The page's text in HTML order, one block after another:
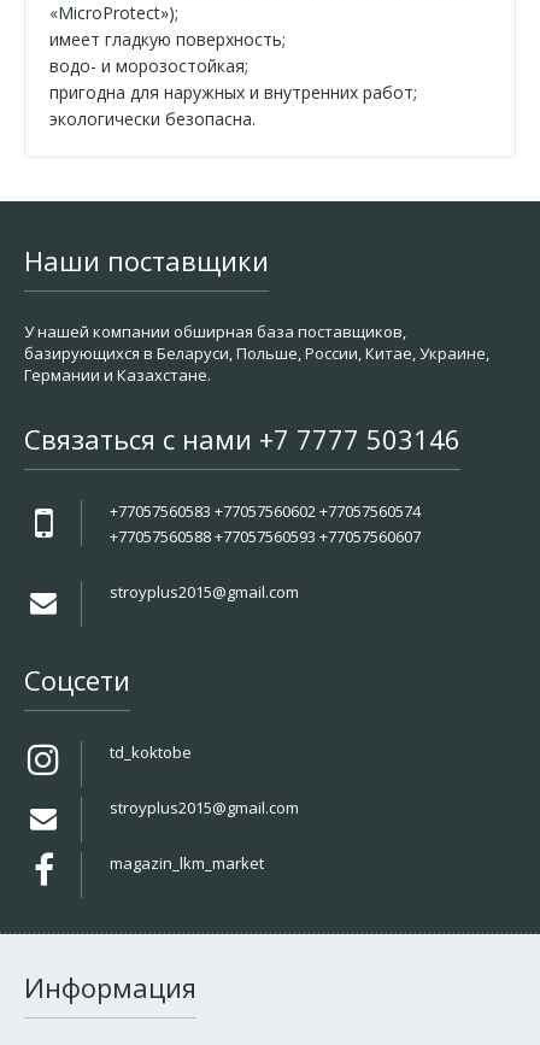
«MicroProtect»);
имеет гладкую поверхность;
водо- и морозостойкая;
пригодна для наружных и внутренних работ;
экологически безопасна.
Наши поставщики
У нашей компании обширная база поставщиков,
базирующихся в Беларуси, Польше, России, Китае, Украине,
Германии и Казахстане.
Связаться с нами +7 7777 503146
+77057560583 +77057560602 +77057560574
+77057560588 +77057560593 +77057560607
stroyplus2015@gmail.com
Соцсети
td_koktobe
stroyplus2015@gmail.com
magazin_lkm_market
Информация